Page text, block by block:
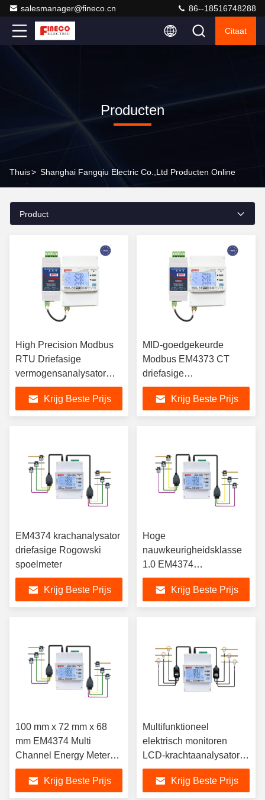
salesmanager@fineco.cn 86--18516748288
Citaat
Producten
Thuis> Shanghai Fangqiu Electric Co.,ltd Producten Online
Product
High Precision Modbus
RTU Driefasige
vermogensanalysator
voor
energiebeheersysteem
Krijg Beste Prijs
MID-goedgekeurde
Modbus EM4373 CT
driefasige
vermogensanalysator
met
energiebeheersysteem
Krijg Beste Prijs
EM4374 krachanalysator
driefasige Rogowski
spoelmeter
Krijg Beste Prijs
Hoge
nauwkeurigheidsklasse
1.0 EM4374
Multifunctionele
energiemeter voor
monitoring van meerdere
Krijg Beste Prijs
100 mm x 72 mm x 68
mm EM4374 Multi
Channel Energy Meter
Rogowski Coil Meter
Energieverbruik Monitor
Krijg Beste Prijs
Multifunktioneel
elektrisch monitoren
LCD-krachtaanalysator
met Rogowski
spoelmeter EM4374
Krijg Beste Prijs